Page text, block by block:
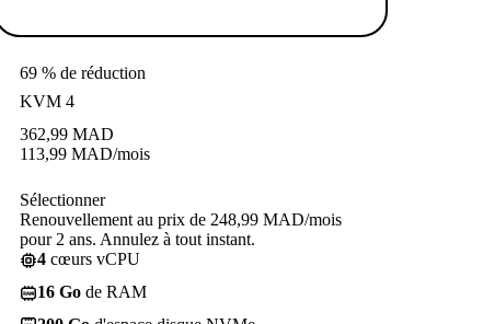
69 % de réduction
KVM 4
362,99 MAD
113,99 MAD/mois
Sélectionner
Renouvellement au prix de 248,99 MAD/mois
pour 2 ans. Annulez à tout instant.
4 cœurs vCPU
16 Go de RAM